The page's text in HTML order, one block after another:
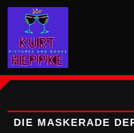
Inhalt
springen
DIE MASKERADE